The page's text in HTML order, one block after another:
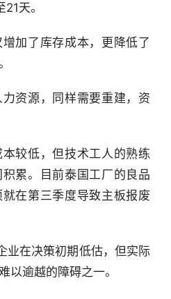
天。
加了库存成本，更降低了
资源，同样需要重建，资
较低，但技术工人的熟练
累。目前泰国工厂的良品
在第三季度导致主板报废
业在决策初期低估，但实际
以逾越的障碍之一。